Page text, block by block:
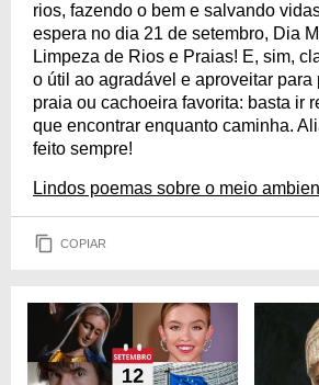
rios, fazendo o bem e salvando
espera no dia 21 de setembro, Dia
Limpeza de Rios e Praias! E, sim,
o útil ao agradável e aproveitar para
praia ou cachoeira favorita: basta ir
que encontrar enquanto caminha.
feito sempre!
Lindos poemas sobre o meio
COPIAR